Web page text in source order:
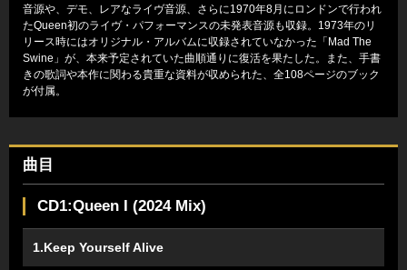
音源や、デモ、レアなライヴ音源、さらに1970年8月にロンドンで行われ
たQueen初のライヴ・パフォーマンスの未発表音源も収録。1973年のリ
リース時にはオリジナル・アルバムに収録されていなかった「Mad The
Swine」が、本来予定されていた曲順通りに復活を果たした。また、手書
きの歌詞や本作に関わる貴重な資料が収められた、全108ページのブック
が付属。
曲目
CD1:Queen I (2024 Mix)
1.Keep Yourself Alive